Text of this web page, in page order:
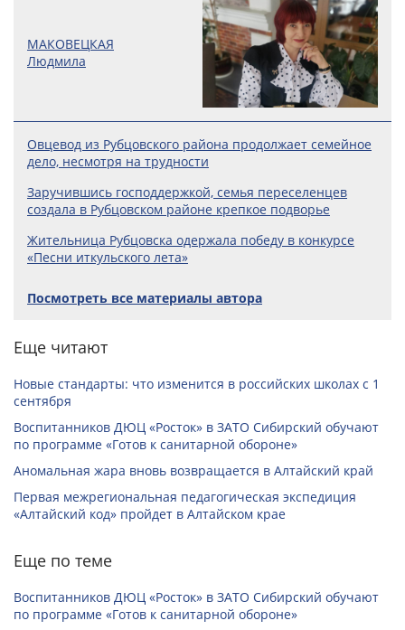
МАКОВЕЦКАЯ
Людмила
Овцевод из Рубцовского района продолжает семейное
дело, несмотря на трудности
Заручившись господдержкой, семья переселенцев
создала в Рубцовском районе крепкое подворье
Жительница Рубцовска одержала победу в конкурсе
«Песни иткульского лета»
Посмотреть все материалы автора
Еще читают
Новые стандарты: что изменится в российских школах с 1
сентября
Воспитанников ДЮЦ «Росток» в ЗАТО Сибирский обучают
по программе «Готов к санитарной обороне»
Аномальная жара вновь возвращается в Алтайский край
Первая межрегиональная педагогическая экспедиция
«Алтайский код» пройдет в Алтайском крае
Еще по теме
Воспитанников ДЮЦ «Росток» в ЗАТО Сибирский обучают
по программе «Готов к санитарной обороне»